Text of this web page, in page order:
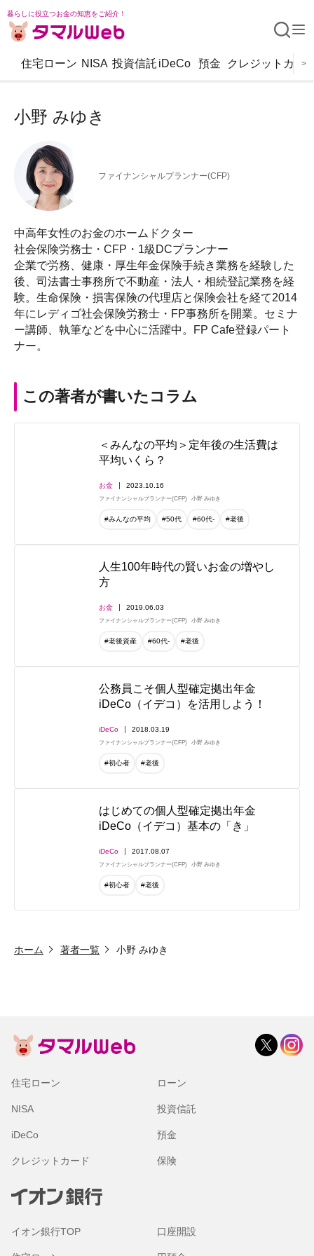
暮らしに役立つお金の知恵をご紹介！
住宅ローン NISA 投資信託 iDeCo 預金 クレジットカー
>
小野 みゆき
ファイナンシャルプランナー(CFP)
中高年女性のお金のホームドクター
社会保険労務士・CFP・1級DCプランナー
企業で労務、健康・厚生年金保険手続き業務を経験した
後、司法書士事務所で不動産・法人・相続登記業務を経
験。生命保険・損害保険の代理店と保険会社を経て2014
年にレディゴ社会保険労務士・FP事務所を開業。セミナ
ー講師、執筆などを中心に活躍中。FP Cafe登録パート
ナー。
この著者が書いたコラム
＜みんなの平均＞定年後の生活費は
平均いくら？
お金 2023.10.16
ファイナンシャルプランナー(CFP) 小野 みゆき
#みんなの平均 #50代 #60代- #老後
人生100年時代の賢いお金の増やし
方
お金 2019.06.03
ファイナンシャルプランナー(CFP) 小野 みゆき
#老後資産 #60代- #老後
公務員こそ個人型確定拠出年金
iDeCo（イデコ）を活用しよう！
iDeCo 2018.03.19
ファイナンシャルプランナー(CFP) 小野 みゆき
#初心者 #老後
はじめての個人型確定拠出年金
iDeCo（イデコ）基本の「き」
iDeCo 2017.08.07
ファイナンシャルプランナー(CFP) 小野 みゆき
#初心者 #老後
ホーム 著者一覧 小野 みゆき
住宅ローン ローン
NISA 投資信託
iDeCo 預金
クレジットカード 保険
イオン銀行TOP 口座開設